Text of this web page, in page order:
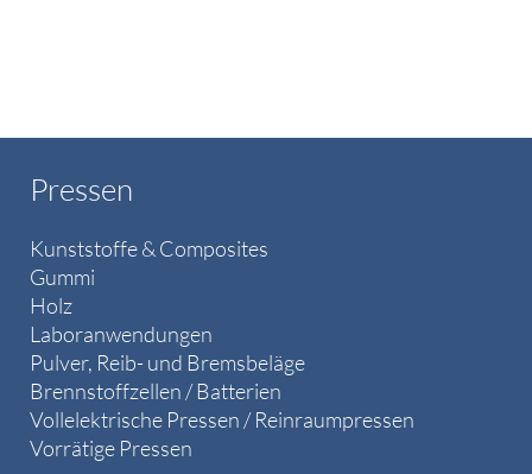
Pressen
Kunststoffe & Composites
Gummi
Holz
Laboranwendungen
Pulver, Reib- und Bremsbeläge
Brennstoffzellen / Batterien
Vollelektrische Pressen / Reinraumpressen
Vorrätige Pressen